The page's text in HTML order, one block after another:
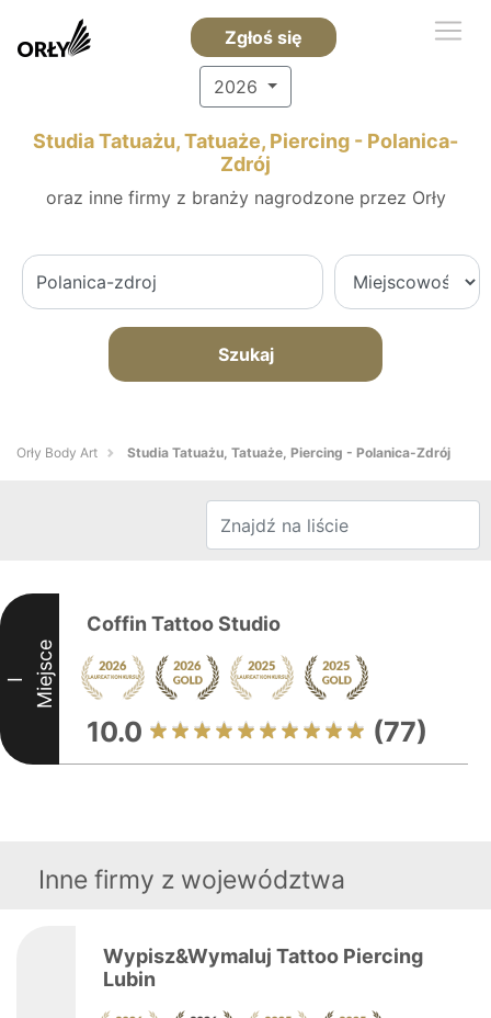
Zgłoś się
2026
Studia Tatuażu, Tatuaże, Piercing - Polanica-
Zdrój
oraz inne firmy z branży nagrodzone przez Orły
Szukaj
Orły Body Art Studia Tatuażu, Tatuaże, Piercing - Polanica-Zdrój
I Miejsce
Coffin Tattoo Studio
10.0 (77)
Inne firmy z województwa
Wypisz&Wymaluj Tattoo Piercing
Lubin